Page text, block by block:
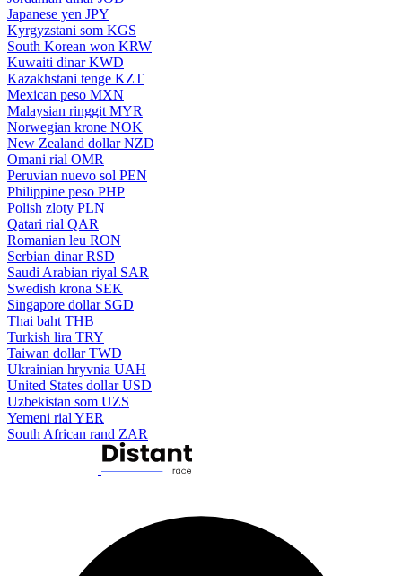
Japanese yen JPY
Kyrgyzstani som KGS
South Korean won KRW
Kuwaiti dinar KWD
Kazakhstani tenge KZT
Mexican peso MXN
Malaysian ringgit MYR
Norwegian krone NOK
New Zealand dollar NZD
Omani rial OMR
Peruvian nuevo sol PEN
Philippine peso PHP
Polish zloty PLN
Qatari rial QAR
Romanian leu RON
Serbian dinar RSD
Saudi Arabian riyal SAR
Swedish krona SEK
Singapore dollar SGD
Thai baht THB
Turkish lira TRY
Taiwan dollar TWD
Ukrainian hryvnia UAH
United States dollar USD
Uzbekistan som UZS
Yemeni rial YER
South African rand ZAR